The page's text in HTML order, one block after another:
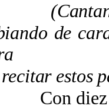
2 -
de
estos
diez